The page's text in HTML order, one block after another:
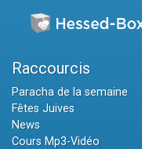
Raccourcis
Paracha de la semaine
Fêtes Juives
News
Cours Mp3-Vidéo